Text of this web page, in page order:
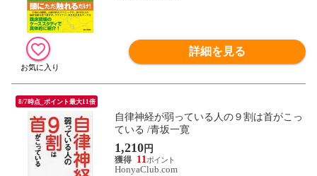
詳細を見る
8/7時点_ポイント最大11倍
自律神経が弱っている人の９割は首がこっ
ている /青坂一寛
1,210円
11
HonyaClub.com